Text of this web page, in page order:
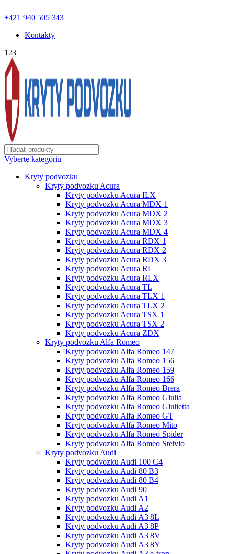
+421 940 505 343
Kontakty
123
Vyberte kategóriu
Kryty podvozku
Kryty podvozku Acura
Kryty podvozku Acura ILX
Kryty podvozku Acura MDX 1
Kryty podvozku Acura MDX 2
Kryty podvozku Acura MDX 3
Kryty podvozku Acura MDX 4
Kryty podvozku Acura RDX 1
Kryty podvozku Acura RDX 2
Kryty podvozku Acura RDX 3
Kryty podvozku Acura RL
Kryty podvozku Acura RLX
Kryty podvozku Acura TL
Kryty podvozku Acura TLX 1
Kryty podvozku Acura TLX 2
Kryty podvozku Acura TSX 1
Kryty podvozku Acura TSX 2
Kryty podvozku Acura ZDX
Kryty podvozku Alfa Romeo
Kryty podvozku Alfa Romeo 147
Kryty podvozku Alfa Romeo 156
Kryty podvozku Alfa Romeo 159
Kryty podvozku Alfa Romeo 166
Kryty podvozku Alfa Romeo Brera
Kryty podvozku Alfa Romeo Giulia
Kryty podvozku Alfa Romeo Giulietta
Kryty podvozku Alfa Romeo GT
Kryty podvozku Alfa Romeo Mito
Kryty podvozku Alfa Romeo Spider
Kryty podvozku Alfa Romeo Stelvio
Kryty podvozku Audi
Kryty podvozku Audi 100 С4
Kryty podvozku Audi 80 B3
Kryty podvozku Audi 80 B4
Kryty podvozku Audi 90
Kryty podvozku Audi A1
Kryty podvozku Audi A2
Kryty podvozku Audi A3 8L
Kryty podvozku Audi A3 8P
Kryty podvozku Audi A3 8V
Kryty podvozku Audi A3 8Y